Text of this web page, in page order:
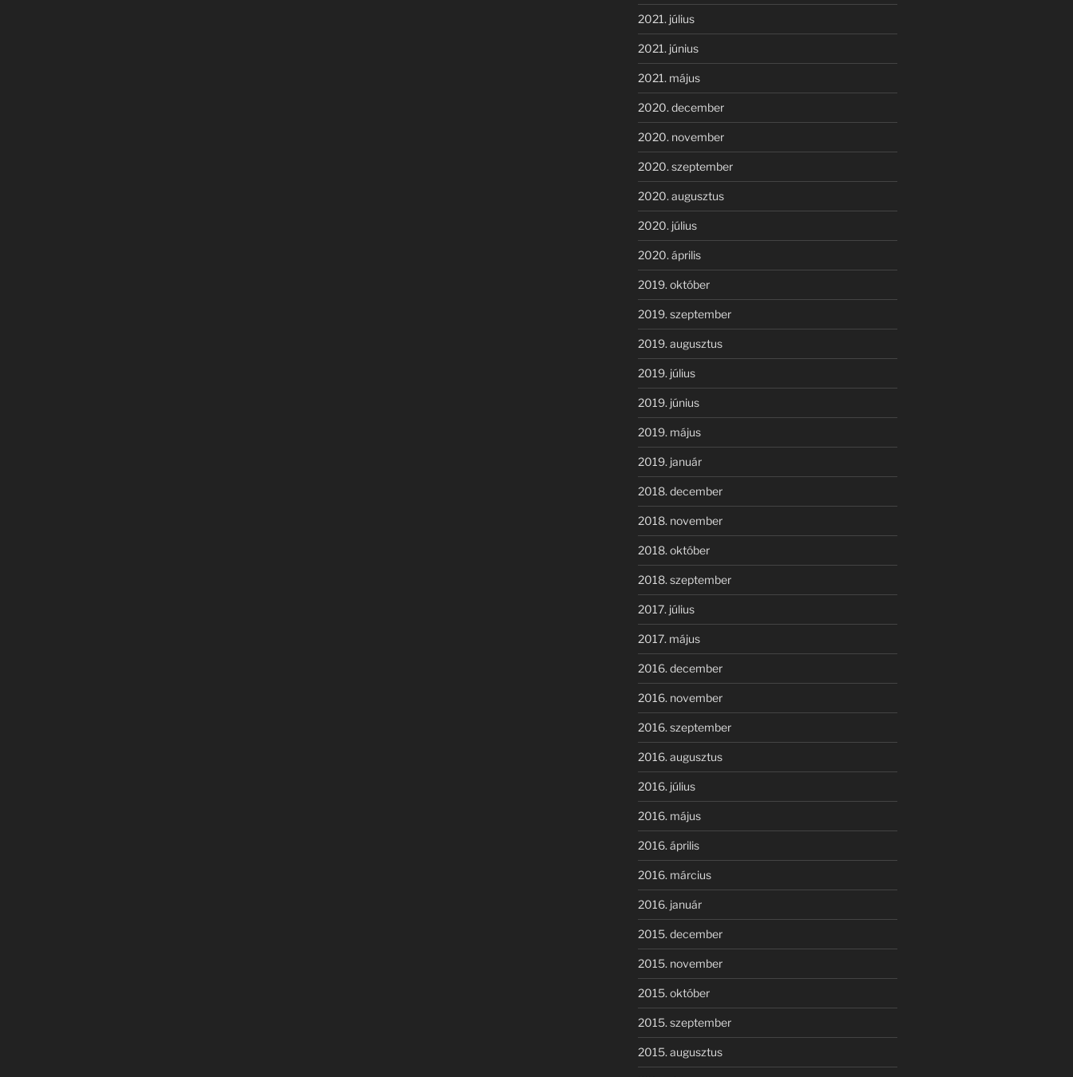
2021. július
2021. június
2021. május
2020. december
2020. november
2020. szeptember
2020. augusztus
2020. július
2020. április
2019. október
2019. szeptember
2019. augusztus
2019. július
2019. június
2019. május
2019. január
2018. december
2018. november
2018. október
2018. szeptember
2017. július
2017. május
2016. december
2016. november
2016. szeptember
2016. augusztus
2016. július
2016. május
2016. április
2016. március
2016. január
2015. december
2015. november
2015. október
2015. szeptember
2015. augusztus